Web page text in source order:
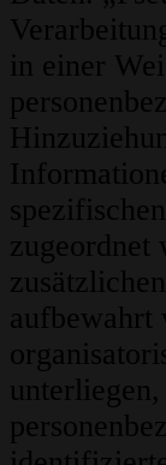
in einer
zugeordnet
aufbewahrt